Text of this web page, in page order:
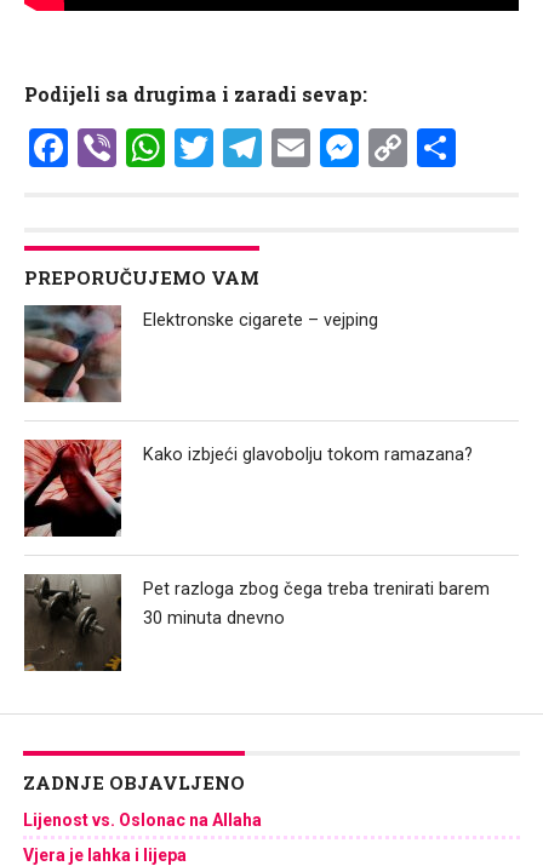
Podijeli sa drugima i zaradi sevap:
Facebook
ViberWhatsApp
Twitter
Telegram
EmailCopy
PREPORUČUJEMO VAM
Elektronske cigarete – vejping
Kako izbjeći glavobolju tokom ramazana?
Pet razloga zbog čega treba trenirati barem
30 minuta dnevno
ZADNJE OBJAVLJENO
Lijenost vs. Oslonac na Allaha
Vjera je lahka i lijepa